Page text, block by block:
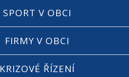
SPORT V OBCI
FIRMY V OBCI
KRIZOVÉ ŘÍZENÍ